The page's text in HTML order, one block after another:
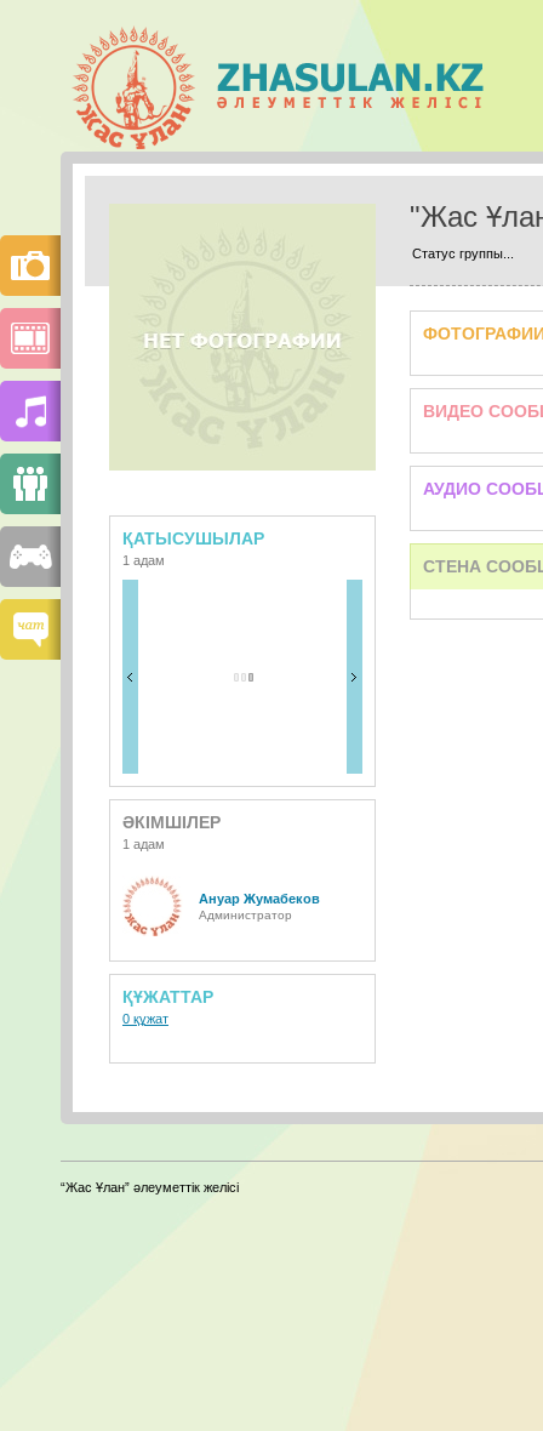
"Жас
Статус группы...
ҚАТЫСУШЫЛАР
1 адам
ӘКІМШІЛЕР
1 адам
Ануар Жумабеков
Администратор
ҚҰЖАТТАР
0 құжат
ВИДЕО
АУДИО
СТЕНА
“Жас Ұлан” әлеуметтік желісі